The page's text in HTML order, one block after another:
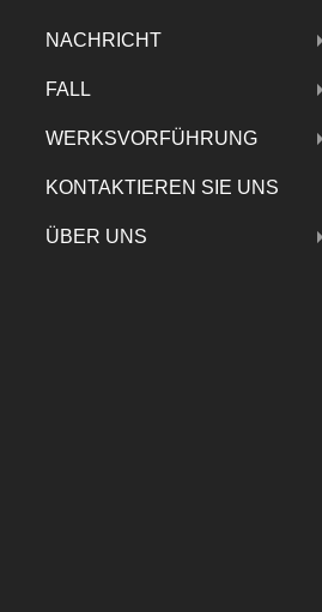
NACHRICHT
FALL
WERKSVORFÜHRUNG
KONTAKTIEREN SIE UNS
ÜBER UNS